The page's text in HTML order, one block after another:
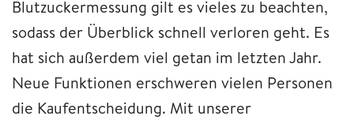
Blutzuckermessung gilt es vieles zu beachten,
sodass der Überblick schnell verloren geht. Es
hat sich außerdem viel getan im letzten Jahr.
Neue Funktionen erschweren vielen Personen
die Kaufentscheidung. Mit unserer